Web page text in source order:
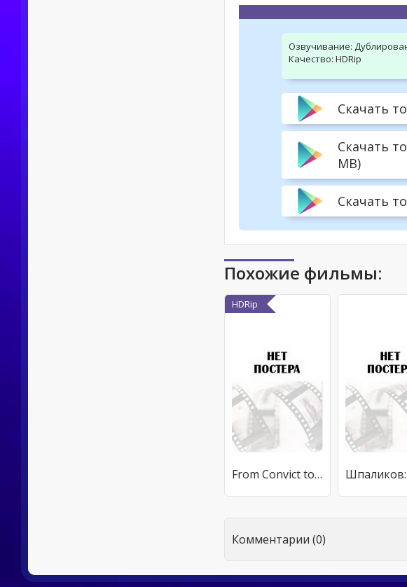
Озвучивание:
Качество: HDRip
Скачать
Скачать
MB)
Скачать
Похожие фильмы:
HDRip
From Convict to Hero: The Making of «XXX: State of the Union»
Комментарии (0)